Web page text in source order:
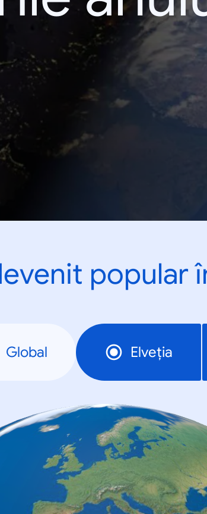
popular
Global Elveția